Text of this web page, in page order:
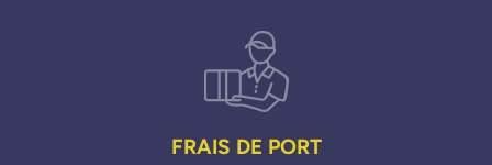
99760210700FRAIS DE PORT